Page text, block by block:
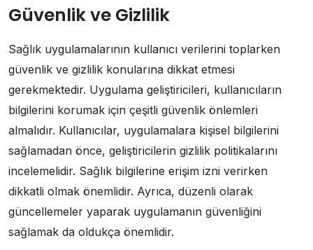
Güvenlik ve Gizlilik
Sağlık uygulamalarının kullanıcı verilerini toplarken
güvenlik ve gizlilik konularına dikkat etmesi
gerekmektedir. Uygulama geliştiricileri, kullanıcıların
bilgilerini korumak için çeşitli güvenlik önlemleri
almalıdır. Kullanıcılar, uygulamalara kişisel bilgilerini
sağlamadan önce, geliştiricilerin gizlilik politikalarını
incelemelidir. Sağlık bilgilerine erişim izni verirken
dikkatli olmak önemlidir. Ayrıca, düzenli olarak
güncellemeler yaparak uygulamanın güvenliğini
sağlamak da oldukça önemlidir.